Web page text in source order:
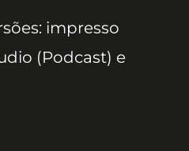
impresso
(Podcast) e